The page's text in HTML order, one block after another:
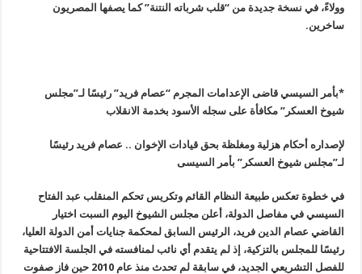
وولاءً، في نسخة جديدة من “قلب شرباته النتنة” كما يصفها المصريون
ساخرين.
*بأمر السيسي قاضى الإعدامات المجرم “عصام فريد” رئيسًا لـ”مجلس
شيوخ العسكر” مكافأة على سجله الأسود بخدمة الانقلاب
لإصداره أحكام هزلية ومغلظة بحق قيادات الإخوان .. عصام فريد رئيسًا
لـ”مجلس شيوخ العسكر” بأمر السيسى
في خطوة تعكس طبيعة النظام القائم وتكريس تحكم المنقلب عبد الفتاح
السيسي في مفاصل الدولة، أعلن مجلس الشيوخ اليوم السبت اختيار
القاضي عصام الدين فريد، الرئيس السابق لمحكمة جنايات أمن الدولة العليا،
رئيسًا للمجلس بالتزكية، إذ لم يتقدم أي نائب لمنافسته في الجلسة الافتتاحية
للفصل التشريعي الجديد، في سابقة لم تحدث منذ عام 2010 حين فاز صفوت